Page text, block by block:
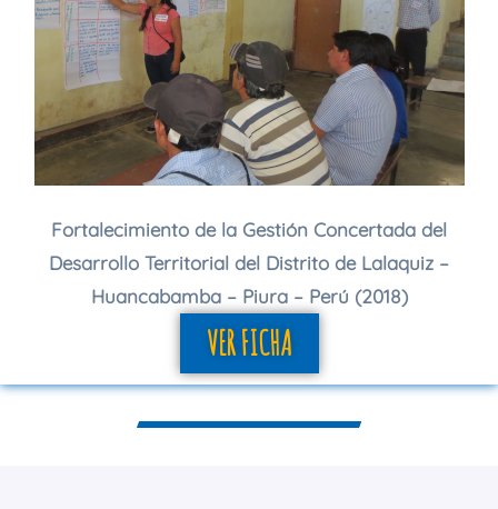
Fortalecimiento de la Gestión Concertada del
Desarrollo Territorial del Distrito de Lalaquiz –
Huancabamba – Piura – Perú (2018)
VER FICHA